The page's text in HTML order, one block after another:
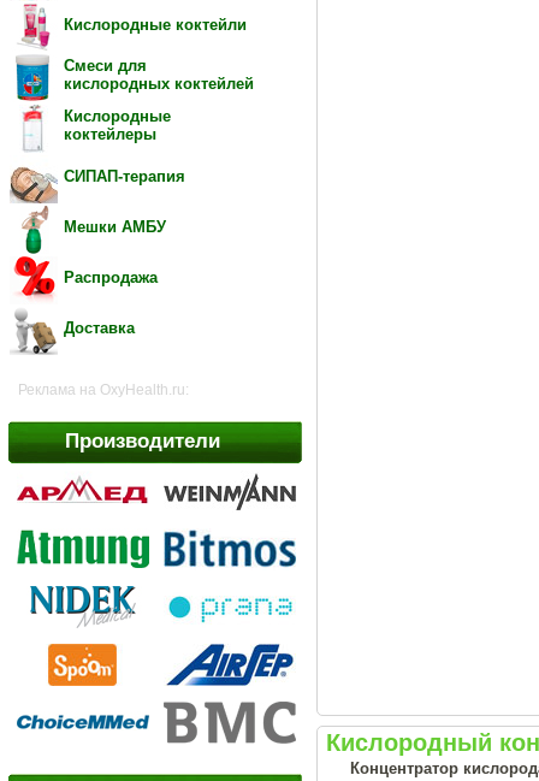
Кислородные коктейли
Смеси для
кислородных коктейлей
Кислородные
коктейлеры
СИПАП-терапия
Мешки АМБУ
Распродажа
Доставка
Реклама на OxyHealth.ru:
Производители
Кислородный
Концентратор